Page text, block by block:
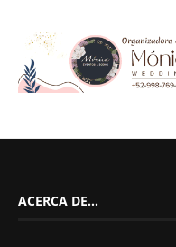
ACERCA DE…